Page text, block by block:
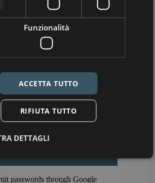
Funzionalità
ACCETTA TUTTO
RIFIUTA TUTTO
DETTAGLI